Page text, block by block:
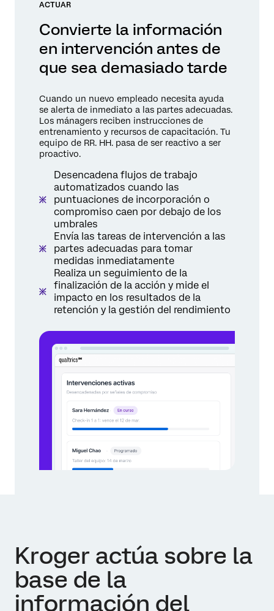
ACTUAR
Convierte la información
en intervención antes de
que sea demasiado tarde
Cuando un nuevo empleado necesita ayuda
se alerta de inmediato a las partes adecuadas.
Los mánagers reciben instrucciones de
entrenamiento y recursos de capacitación. Tu
equipo de RR. HH. pasa de ser reactivo a ser
proactivo.
Desencadena flujos de trabajo
automatizados cuando las
puntuaciones de incorporación o
compromiso caen por debajo de los
umbrales
Envía las tareas de intervención a las
partes adecuadas para tomar
medidas inmediatamente
Realiza un seguimiento de la
finalización de la acción y mide el
impacto en los resultados de la
retención y la gestión del rendimiento
Kroger actúa sobre la
base de la
información del